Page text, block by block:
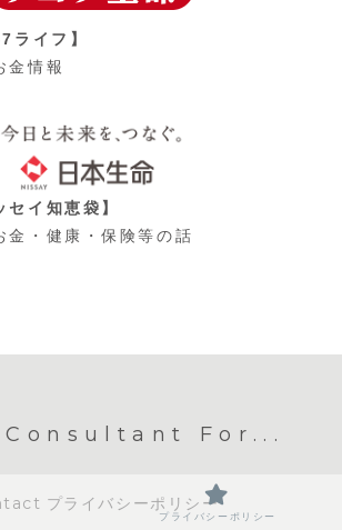
ライフ】
金情報
セイ知恵袋】
金・健康・保険等の話
For...
プライバシーポリシー
プライバシーポリシー